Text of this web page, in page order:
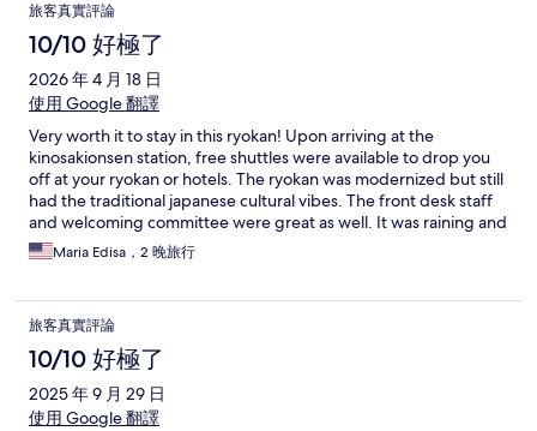
旅客真實評論
10/10 好極了
2026 年 4 月 18 日
使用 Google 翻譯
Very worth it to stay in this ryokan! Upon arriving at the
kinosakionsen station, free shuttles were available to drop you
off at your ryokan or hotels. The ryokan was modernized but still
had the traditional japanese cultural vibes. The front desk staff
and welcoming committee were great as well. It was raining and
I accidentally forgot to order dinner so my husband and I had to
go out, and the town was 10 minutes away if you walk it out and
that includes pick up, just give them a call with their whatsapp
line. The breakfast and dinner were keiseki meal and were very
fresh and worth it. The onsen was also amazing!
Maria Edisa，2 晚旅行
旅客真實評論
10/10 好極了
2025 年 9 月 29 日
使用 Google 翻譯